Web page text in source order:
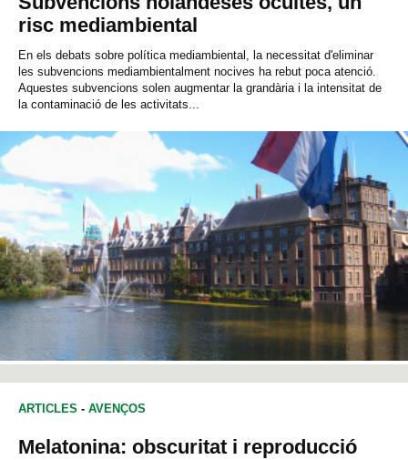
risc mediambiental
En els debats sobre política mediambiental, la necessitat d'eliminar
les subvencions mediambientalment nocives ha rebut poca atenció.
Aquestes subvencions solen augmentar la grandària i la intensitat de
la contaminació de les activitats...
ARTICLES - AVENÇOS
Melatonina: obscuritat i reproducció